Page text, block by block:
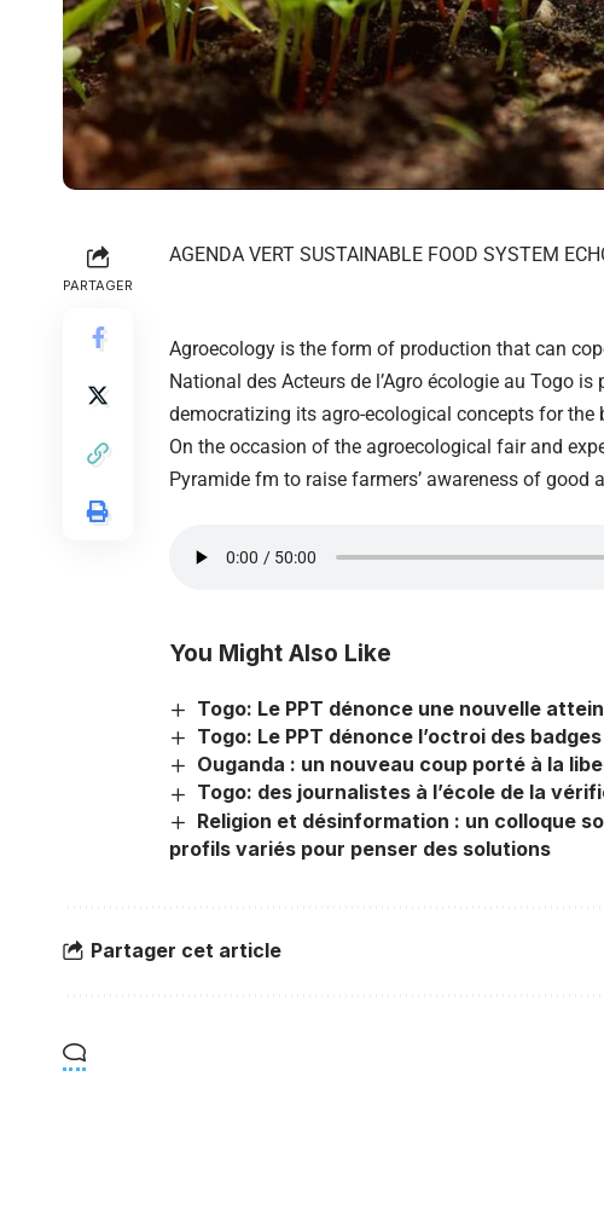
PARTAGER
AGENDA VERT SUSTAINABLE FOOD SYSTEM
Agroecology is the form of production that can
National des Acteurs de l’Agro écologie au Togo
democratizing its agro-ecological concepts for
On the occasion of the agroecological fair and
Pyramide fm to raise farmers’ awareness of good
You Might Also Like
Togo: Le PPT dénonce une nouvelle
Togo: Le PPT dénonce l’octroi des
Ouganda : un nouveau coup porté à la
Togo: des journalistes à l’école de la
Religion et désinformation : un colloque
profils variés pour penser des solutions
Partager cet article